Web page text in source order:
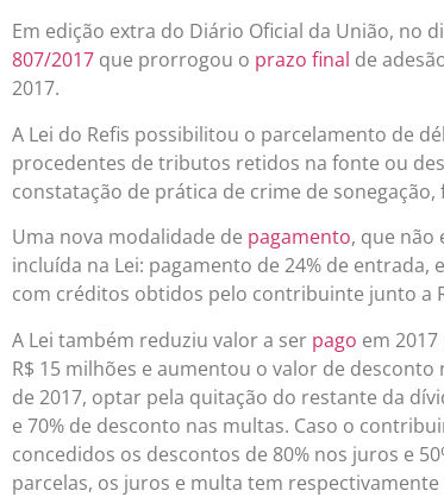
Em edição extra do Diário Oficial da União, no
807/2017 que prorrogou o prazo final de
2017.
A Lei do Refis possibilitou o parcelamento de
procedentes de tributos retidos na fonte ou
constatação de prática de crime de
Uma nova modalidade de pagamento, que não
incluída na Lei: pagamento de 24% de
com créditos obtidos pelo contribuinte junto a
A Lei também reduziu valor a ser pago em
R$ 15 milhões e aumentou o valor de
de 2017, optar pela quitação do restante da
e 70% de desconto nas multas. Caso o
concedidos os descontos de 80% nos juros e
parcelas, os juros e multa tem respectivamente